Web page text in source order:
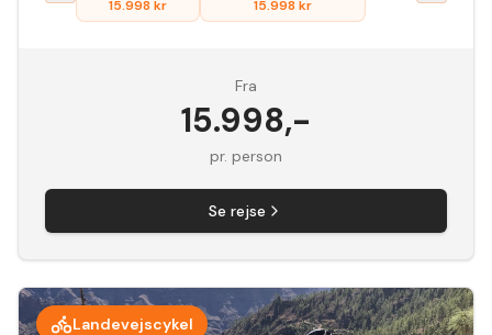
15.998 kr
15.998 kr
Fra
15.998,-
pr. person
Se rejse
Landevejscykel